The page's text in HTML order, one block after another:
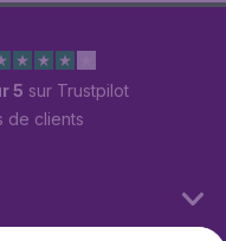
5 sur Trustpilot
de clients